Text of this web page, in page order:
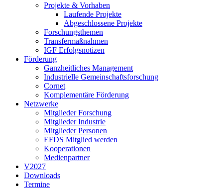
Projekte & Vorhaben
Laufende Projekte
Abgeschlossene Projekte
Forschungsthemen
Transfermaßnahmen
IGF Erfolgsnotizen
Förderung
Ganzheitliches Management
Industrielle Gemeinschaftsforschung
Cornet
Komplementäre Förderung
Netzwerke
Mitglieder Forschung
Mitglieder Industrie
Mitglieder Personen
EFDS Mitglied werden
Kooperationen
Medienpartner
V2027
Downloads
Termine